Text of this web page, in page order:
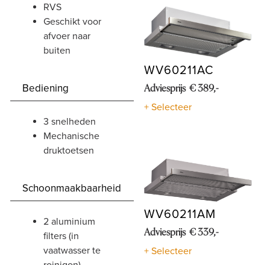
RVS
geschikt voor
afvoer naar
buiten
Bediening
3 snelheden
mechanische
druktoetsen
Schoonmaakbaarheid
2 aluminium
filters (in
vaatwasser te
WV60211AC
Adviesprijs € 389,-
+ Selecteer
WV60211AM
Adviesprijs € 339,-
+ Selecteer